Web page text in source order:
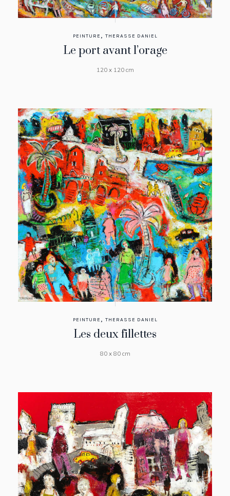
PEINTURE , THERASSE DANIEL
Le port avant l’orage
120 x 120 cm
PEINTURE , THERASSE DANIEL
Les deux fillettes
80 x 80 cm